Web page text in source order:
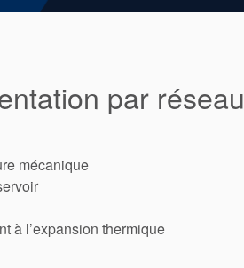
par réseau
mécanique
à l’expansion thermique